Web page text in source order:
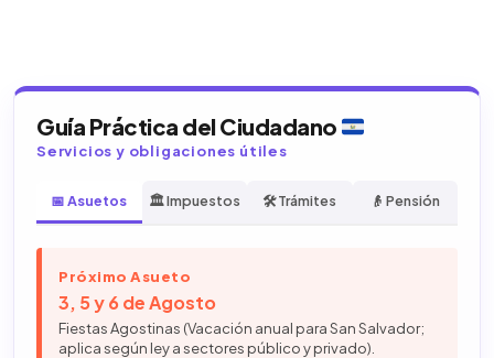
Guía Práctica del Ciudadano
Servicios y obligaciones útiles
📅 Asuetos 🏛️ Impuestos 🛠️ Trámites 👴 Pensión
Próximo Asueto
3, 5 y 6 de Agosto
Fiestas Agostinas (Vacación anual para San Salvador;
aplica según ley a sectores público y privado).